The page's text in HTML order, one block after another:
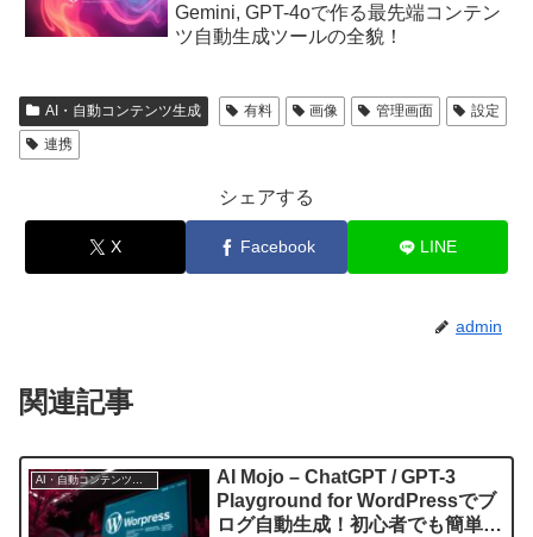
Gemini, GPT-4oで作る最先端コンテン
ツ自動生成ツールの全貌！
AI・自動コンテンツ生成 有料 画像 管理画面
設定
連携
シェアする
X Facebook LINE
admin
関連記事
AI・自動コンテンツ生成
AI Mojo – ChatGPT / GPT-3
Playground for WordPressでブ
ログ自動生成！初心者でも簡単に